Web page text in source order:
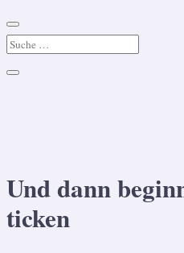
Und dann
ticken